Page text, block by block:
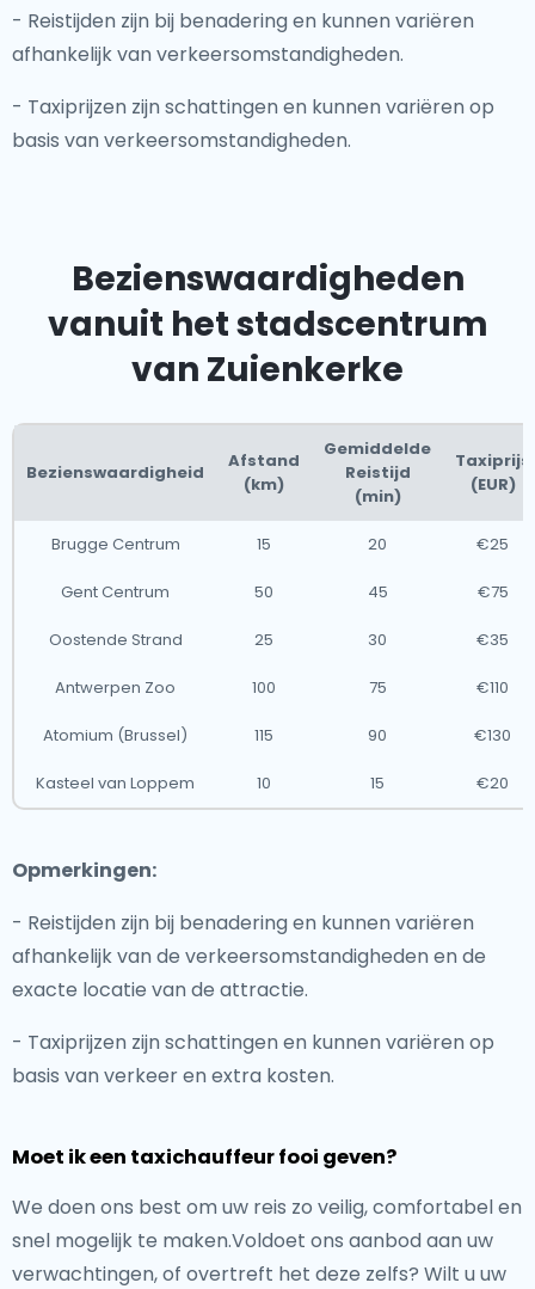
- Reistijden zijn bij benadering en kunnen variëren
afhankelijk van verkeersomstandigheden.
- Taxiprijzen zijn schattingen en kunnen variëren op
basis van verkeersomstandigheden.
Bezienswaardigheden
vanuit het stadscentrum
van Zuienkerke
Bezienswaardigheid
Afstand
(km)
Gemiddelde
Reistijd
(min)
Taxiprijs
(EUR)
Brugge Centrum 15 20 €25
Gent Centrum 50 45 €75
Oostende Strand 25 30 €35
Antwerpen Zoo 100 75 €110
Atomium (Brussel) 115 90 €130
Kasteel van Loppem 10 15 €20
Opmerkingen:
- Reistijden zijn bij benadering en kunnen variëren
afhankelijk van de verkeersomstandigheden en de
exacte locatie van de attractie.
- Taxiprijzen zijn schattingen en kunnen variëren op
basis van verkeer en extra kosten.
Moet ik een taxichauffeur fooi geven?
We doen ons best om uw reis zo veilig, comfortabel en
snel mogelijk te maken.Voldoet ons aanbod aan uw
verwachtingen, of overtreft het deze zelfs? Wilt u uw